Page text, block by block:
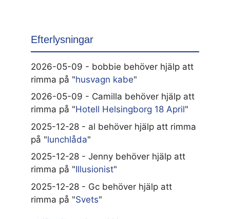
Efterlysningar
2026-05-09 - bobbie behöver hjälp att
rimma på "husvagn kabe"
2026-05-09 - Camilla behöver hjälp att
rimma på "Hotell Helsingborg 18 April"
2025-12-28 - al behöver hjälp att rimma
på "lunchlåda"
2025-12-28 - Jenny behöver hjälp att
rimma på "Illusionist"
2025-12-28 - Gc behöver hjälp att
rimma på "Svets"